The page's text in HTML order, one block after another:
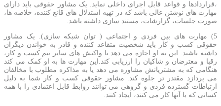
،قراردادها و قواعد قابل اجرای داخلی نماید. یک مشاور حقوقی باید دارای
مهارت های نوشتن عالی باشد که در تهیه استدلال های قانع کننده، خلاصه ها،
صورت جلسات، گزارشات، مستند سازی داشته باشد.
5) مهارت های بین فردی و اجتماعی ( توان شبکه سازی). یک مشاور
حقوقی کسب و کار باید شخصیت متقاعد کننده و قادر به خواندن دیگران
داشته باشند. این به او اجازه می دهد تا واکنش های سایر تیم کسب و کار،
رقبا و معترضان و شاکیان را ارزیابی کند.این مهارت ها به او کمک می کند
هنگامی که به مشتریانش مشاوره می دهد یا به مذاکره مطلوب با مخالفان
می پردازد مقتدر تر جلوه کند. مشاور حقوقی کسب و کار شما به دلیل
ارتباطات گسترده فردی و گروهی می توانند روابط قابل اعتمادی را با همه
کسانی که با آنها کار می کنند، ایجاد کنند.